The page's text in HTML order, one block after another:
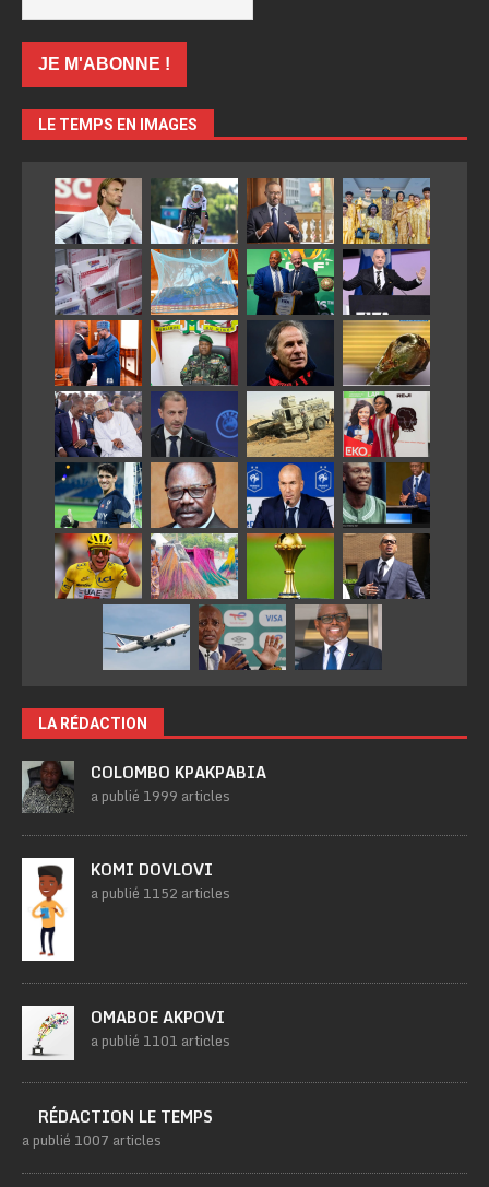
LE TEMPS EN IMAGES
LA RÉDACTION
COLOMBO KPAKPABIA
a publié 1999 articles
KOMI DOVLOVI
a publié 1152 articles
OMABOE AKPOVI
a publié 1101 articles
RÉDACTION LE TEMPS
a publié 1007 articles